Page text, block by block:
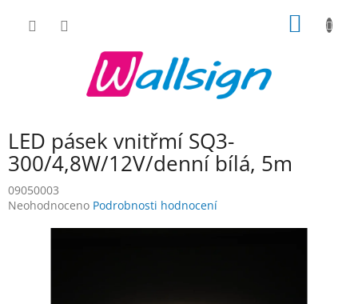
LED pásek vnitřmí SQ3-
300/4,8W/12V/denní bílá, 5m
09050003
Průměrné
Neohodnoceno Podrobnosti hodnocení